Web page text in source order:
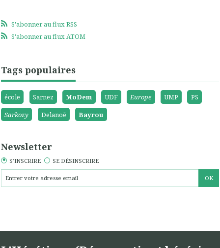
S'abonner au flux RSS
S'abonner au flux ATOM
Tags populaires
école Sarnez MoDem UDF Europe UMP
PS
Sarkozy
Delanoë Bayrou
Newsletter
S'INSCRIRE SE DÉSINSCRIRE